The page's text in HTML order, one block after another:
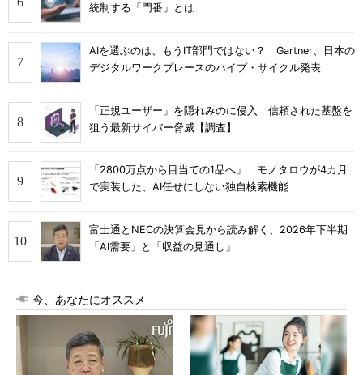
統制する「門番」とは
AIを選ぶのは、もうIT部門ではない？ Gartner、日本の
デジタルワークプレースのハイプ・サイクル発表
「正規ユーザー」を隠れみのに侵入 信頼された基盤を
狙う最新サイバー脅威【調査】
「2800万点から目当ての1品へ」 モノタロウが4カ月
で実装した、AI任せにしない独自検索機能
富士通とNECの決算会見から読み解く、2026年下半期
「AI需要」と「収益の見通し」
今、あなたにオススメ